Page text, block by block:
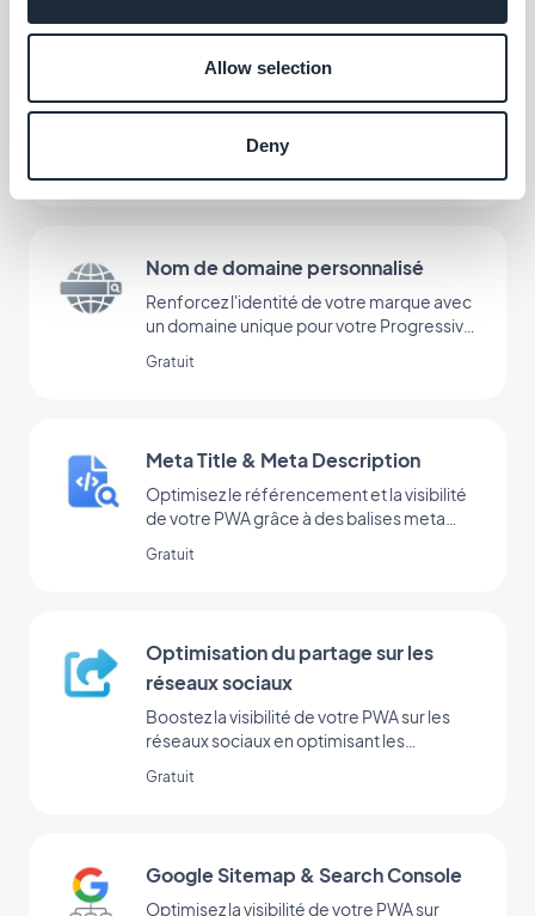
Allow selection
Deny
Guide Interactif
Créez un tutoriel intégré et guidez vos
Nom de domaine personnalisé
Renforcez l'identité de votre marque avec
un domaine unique pour votre Progressive
Gratuit
Meta Title & Meta Description
Optimisez le référencement et la visibilité
de votre PWA grâce à des balises meta
Gratuit
Optimisation du partage sur les
réseaux sociaux
Boostez la visibilité de votre PWA sur les
réseaux sociaux en optimisant les
Gratuit
Google Sitemap & Search Console
Optimisez la visibilité de votre PWA sur